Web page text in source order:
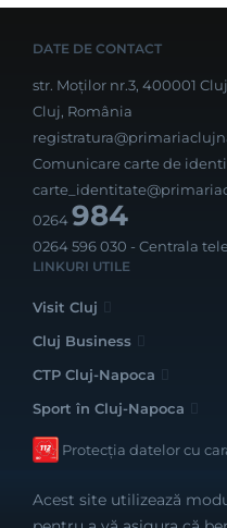
DATE DE CONTACT
str. Moților nr.3, 400001
Cluj, România
Comunicare carte de
0264984
0264 596 030 - Centrala
LINKURI UTILE
Visit Cluj
Cluj Business
CTP Cluj-Napoca
Sport în Cluj-Napoca
Protecția datelor cu
Acest site utilizează